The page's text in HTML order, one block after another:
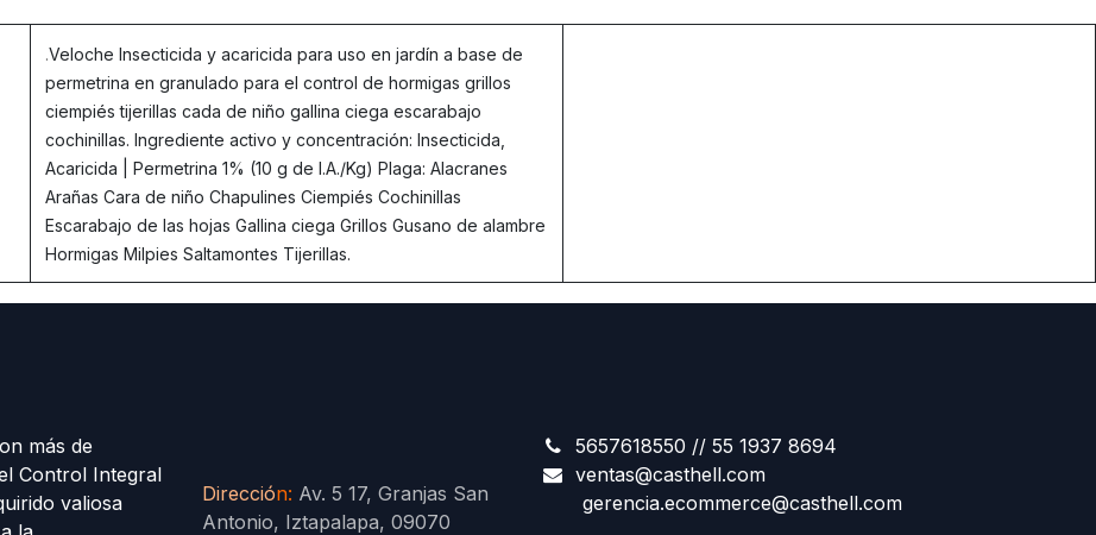
.Veloche Insecticida y acaricida para uso en jardín a base de
permetrina en granulado para el control de hormigas grillos
ciempiés tijerillas cada de niño gallina ciega escarabajo
cochinillas. Ingrediente activo y concentración: Insecticida,
Acaricida | Permetrina 1% (10 g de I.A./Kg) Plaga: Alacranes
Arañas Cara de niño Chapulines Ciempiés Cochinillas
Escarabajo de las hojas Gallina ciega Grillos Gusano de alambre
Hormigas Milpies Saltamontes Tijerillas.
más de
Control Integral
valiosa
Dirección: Av. 5 17, Granjas San
Antonio, Iztapalapa, 09070
5657618550 // 55 1937 8694
ventas@casthell.com
gerencia.ecommerce@casthell.com